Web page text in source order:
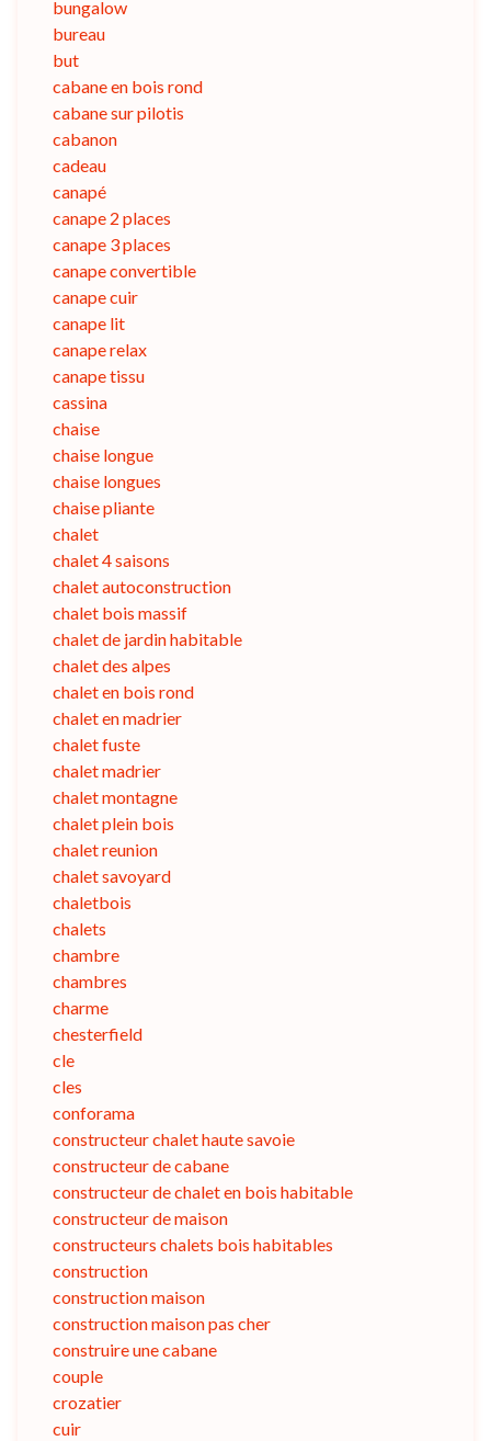
bungalow
bureau
but
cabane en bois rond
cabane sur pilotis
cabanon
cadeau
canapé
canape 2 places
canape 3 places
canape convertible
canape cuir
canape lit
canape relax
canape tissu
cassina
chaise
chaise longue
chaise longues
chaise pliante
chalet
chalet 4 saisons
chalet autoconstruction
chalet bois massif
chalet de jardin habitable
chalet des alpes
chalet en bois rond
chalet en madrier
chalet fuste
chalet madrier
chalet montagne
chalet plein bois
chalet reunion
chalet savoyard
chaletbois
chalets
chambre
chambres
charme
chesterfield
cle
cles
conforama
constructeur chalet haute savoie
constructeur de cabane
constructeur de chalet en bois habitable
constructeur de maison
constructeurs chalets bois habitables
construction
construction maison
construction maison pas cher
construire une cabane
couple
crozatier
cuir